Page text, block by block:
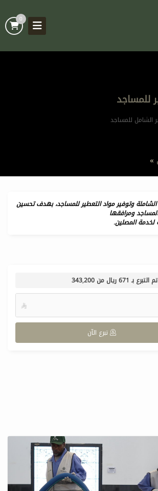
0
للمساجد
الشامل للمساجد
وتوفير مواد التعطير للمساجد، بهدف تحسين
ومرافقها
لخدمة المصلين.
تم التبرع بـ 671ريال من 343,200

تبرع الآن